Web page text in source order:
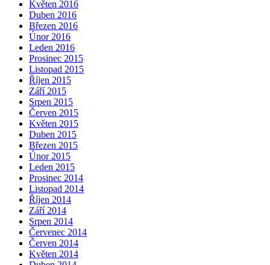
Květen 2016
Duben 2016
Březen 2016
Únor 2016
Leden 2016
Prosinec 2015
Listopad 2015
Říjen 2015
Září 2015
Srpen 2015
Červen 2015
Květen 2015
Duben 2015
Březen 2015
Únor 2015
Leden 2015
Prosinec 2014
Listopad 2014
Říjen 2014
Září 2014
Srpen 2014
Červenec 2014
Červen 2014
Květen 2014